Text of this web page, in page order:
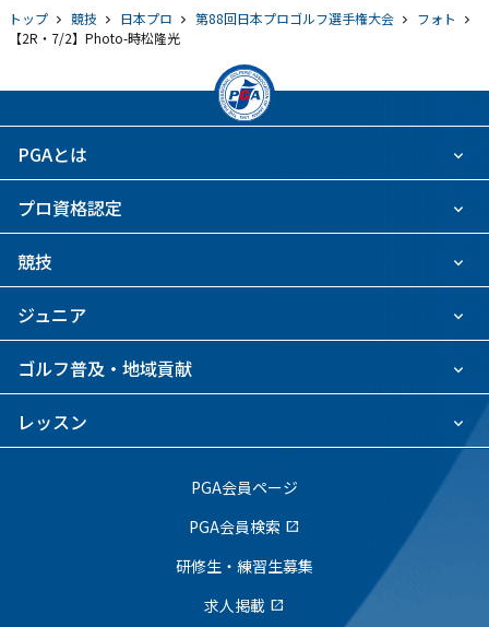
トップ 競技 日本プロ 第88回日本プロゴルフ選手権大会
フォト
【2R・7/2】Photo-時松隆光
PGAとは
プロ資格認定
競技
ジュニア
ゴルフ普及・地域貢献
レッスン
PGA会員ページ
PGA会員検索 open_in_new
研修生・練習生募集
求人掲載 open_in_new